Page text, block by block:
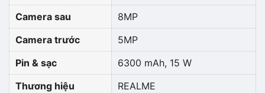
Camera sau
8MP
Camera trước
5MP
Pin & sạc
6300 mAh, 15 W
Thương hiệu
REALME